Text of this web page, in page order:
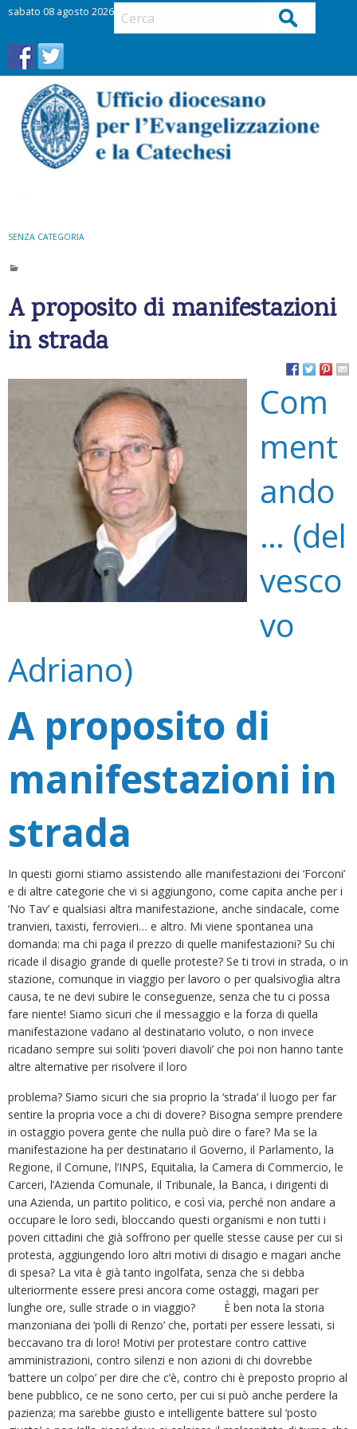
sabato 08 agosto 2026 Cerca
SENZA CATEGORIA
A proposito di manifestazioni
in strada
Com
ment
ando
… (del
vesco
vo
Adriano)
A proposito di
manifestazioni in
strada
In questi giorni stiamo assistendo alle manifestazioni dei ‘Forconi’
e di altre categorie che vi si aggiungono, come capita anche per i
‘No Tav’ e qualsiasi altra manifestazione, anche sindacale, come
tranvieri, taxisti, ferrovieri… e altro. Mi viene spontanea una
domanda: ma chi paga il prezzo di quelle manifestazioni? Su chi
ricade il disagio grande di quelle proteste? Se ti trovi in strada, o in
stazione, comunque in viaggio per lavoro o per qualsivoglia altra
causa, te ne devi subire le conseguenze, senza che tu ci possa
fare niente! Siamo sicuri che il messaggio e la forza di quella
manifestazione vadano al destinatario voluto, o non invece
ricadano sempre sui soliti ‘poveri diavoli’ che poi non hanno tante
altre alternative per risolvere il loro
problema? Siamo sicuri che sia proprio la ‘strada’ il luogo per far
sentire la propria voce a chi di dovere? Bisogna sempre prendere
in ostaggio povera gente che nulla può dire o fare? Ma se la
manifestazione ha per destinatario il Governo, il Parlamento, la
Regione, il Comune, l’INPS, Equitalia, la Camera di Commercio, le
Carceri, l’Azienda Comunale, il Tribunale, la Banca, i dirigenti di
una Azienda, un partito politico, e così via, perché non andare a
occupare le loro sedi, bloccando questi organismi e non tutti i
poveri cittadini che già soffrono per quelle stesse cause per cui si
protesta, aggiungendo loro altri motivi di disagio e magari anche
di spesa? La vita è già tanto ingolfata, senza che si debba
ulteriormente essere presi ancora come ostaggi, magari per
lunghe ore, sulle strade o in viaggio? È ben nota la storia
manzoniana dei ‘polli di Renzo’ che, portati per essere lessati, si
beccavano tra di loro! Motivi per protestare contro cattive
amministrazioni, contro silenzi e non azioni di chi dovrebbe
‘battere un colpo’ per dire che c’è, contro chi è preposto proprio al
bene pubblico, ce ne sono certo, per cui si può anche perdere la
pazienza; ma sarebbe giusto e intelligente battere sul ‘posto